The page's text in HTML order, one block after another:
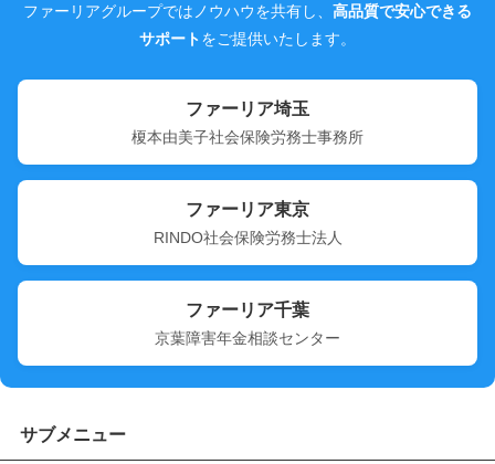
ファーリアグループではノウハウを共有し、 高品質で安心できる
サポートをご提供いたします。
ファーリア埼玉
榎本由美子社会保険労務士事務所
ファーリア東京
RINDO社会保険労務士法人
ファーリア千葉
京葉障害年金相談センター
サブメニュー